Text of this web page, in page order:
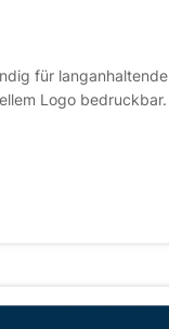
für langanhaltende
Logo bedruckbar.